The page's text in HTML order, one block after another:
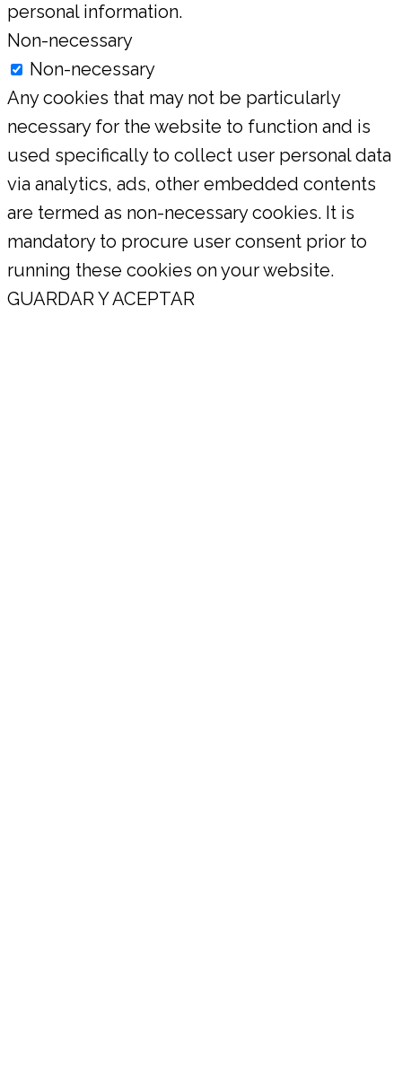
personal information.
Non-necessary
Non-necessary
Any cookies that may not be particularly
necessary for the website to function and is
used specifically to collect user personal data
via analytics, ads, other embedded contents
are termed as non-necessary cookies. It is
mandatory to procure user consent prior to
running these cookies on your website.
GUARDAR Y ACEPTAR